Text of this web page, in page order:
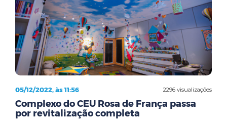
2296 visualizações
05/12/2022, às 11:56
Complexo do CEU Rosa de França passa
por revitalização completa